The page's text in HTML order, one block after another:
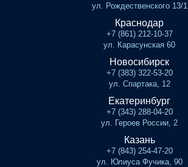
ул. Рождественского 13/1
Краснодар
+7 (861) 212-10-37
ул. Карасунская 60
Новосибирск
+7 (383) 322-53-20
ул. Спартака, 12
Екатеринбург
+7 (343) 288-04-20
ул. Героев России, 2
Казань
+7 (843) 254-47-20
ул. Юлиуса Фучика, 90